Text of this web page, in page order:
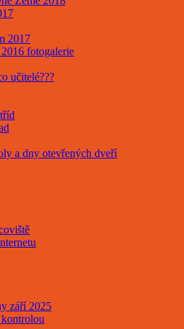
2017
fotogalerie
učitelé???
a dny otevřených dveří
září 2025